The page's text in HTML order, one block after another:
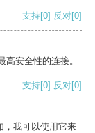
支持[0] 反对[0]
安全性的连接。
支持[0] 反对[0]
，我可以使用它来